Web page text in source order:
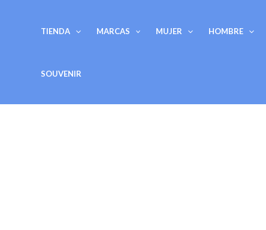
TIENDA MARCAS MUJER HOMBRE
SOUVENIR